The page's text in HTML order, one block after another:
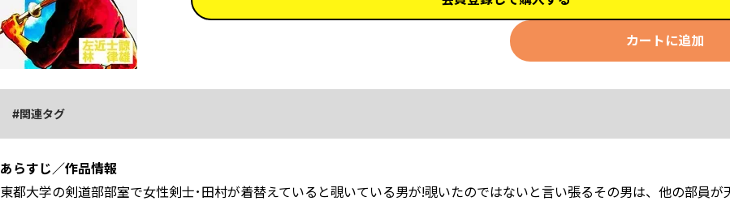
カートに追加
関連タグ
あらすじ／作品情報
東都大学の剣道部部室で女性剣士･田村が着替えていると覗いている男が!覗いたのではないと言い張るその男は、他の部員が